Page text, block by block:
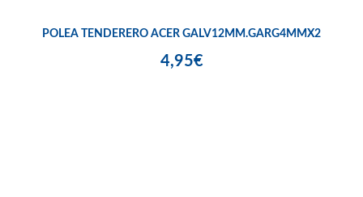
POLEA TENDERERO ACER GALV12MM.GARG4MMX2
4,95€